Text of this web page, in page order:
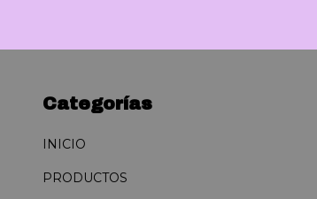
Categorías
INICIO
PRODUCTOS